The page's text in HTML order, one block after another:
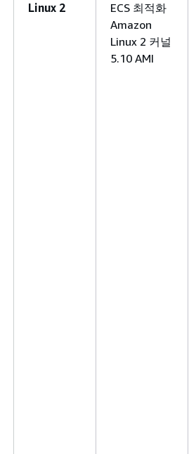
Linux 2
ECS 최적화
Amazon
Linux 2 커널
5.10 AMI